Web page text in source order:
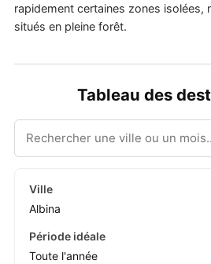
rapidement certaines zones isolées,
situés en pleine forêt.
Tableau des
Albina
Toute l'année